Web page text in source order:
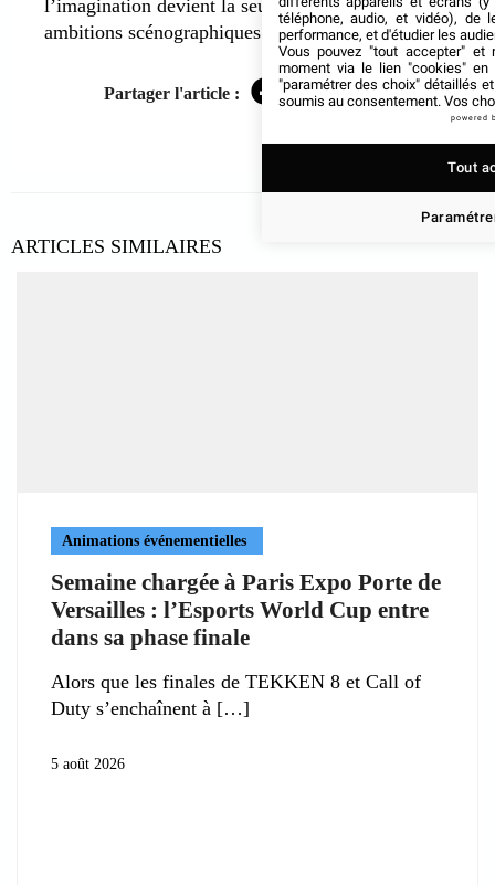
l’imagination devient la seule limite à vos
ambitions scénographiques.
Partager l'article : Facebook
TwitterLinkedIn
ARTICLES SIMILAIRES
Animations événementielles
Semaine chargée à Paris Expo Porte de
Versailles : l’Esports World Cup entre
dans sa phase finale
Alors que les finales de TEKKEN 8 et Call of
Duty s’enchaînent à
5 août 2026
téléphone, audio, et vidéo), de
performance, et d'étudier les
Vous pouvez "tout accepter" et
moment via le lien "cookies" en
"paramétrer des choix" détaillés
soumis au consentement. Vos
powered
Tout